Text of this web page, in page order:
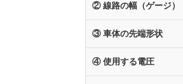
② 線路の幅（ゲージ）
③ 車体の先端形状
④ 使用する電圧